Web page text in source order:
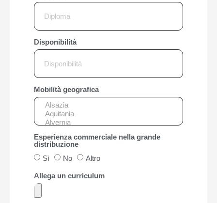
Disponibilità
Mobilità geografica
Esperienza commerciale nella grande
distribuzione
Sì
No Altro
Allega un curriculum